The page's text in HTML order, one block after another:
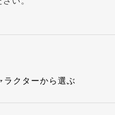
ラクターから選ぶ